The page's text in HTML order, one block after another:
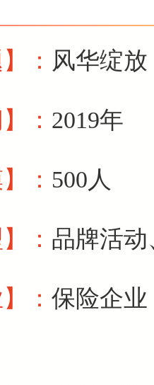
】 ： 风华绽
】 ： 2019年
】 ： 500人
】 ： 品牌活
】 ： 保险企业